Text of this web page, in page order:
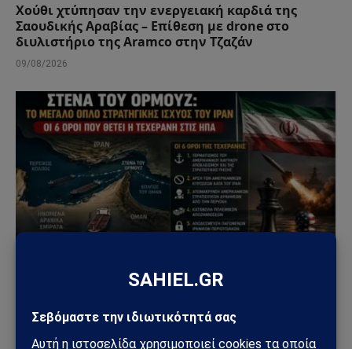
Χούθι χτύπησαν την ενεργειακή καρδιά της
Σαουδικής Αραβίας – Επίθεση με drone στο
διυλιστήριο της Aramco στην Τζαζάν
09/08/2026
Στενά του Ορμούζ: Το μεγάλο όπλο στρατηγικής